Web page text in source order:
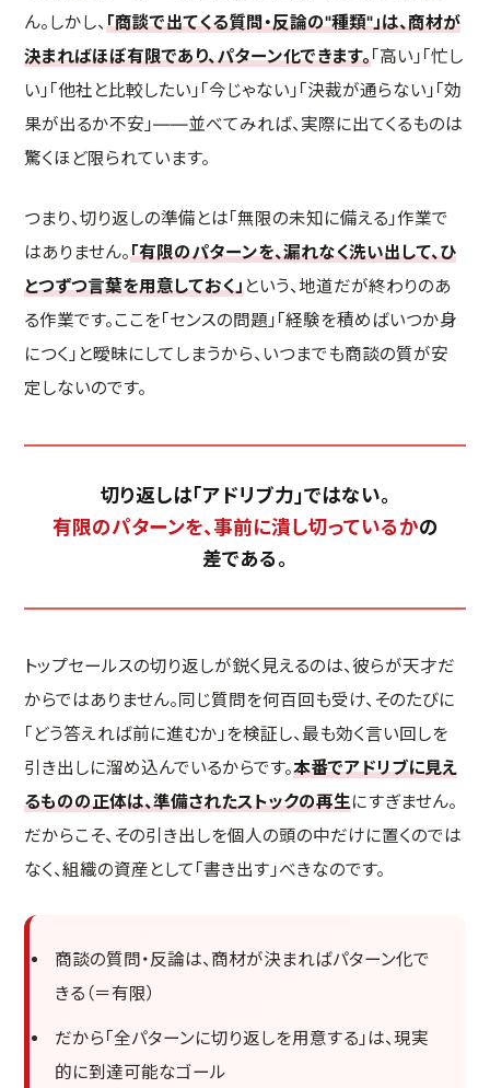
ん。しかし、「商談で出てくる質問・反論の"種類"」は、商材が
決まればほぼ有限であり、パターン化できます。「高い」「忙し
い」「他社と比較したい」「今じゃない」「決裁が通らない」「効
果が出るか不安」——並べてみれば、実際に出てくるものは
驚くほど限られています。
つまり、切り返しの準備とは「無限の未知に備える」作業で
はありません。「有限のパターンを、漏れなく洗い出して、ひ
とつずつ言葉を用意しておく」という、地道だが終わりのあ
る作業です。ここを「センスの問題」「経験を積めばいつか身
につく」と曖昧にしてしまうから、いつまでも商談の質が安
定しないのです。
切り返しは「アドリブ力」ではない。
有限のパターンを、事前に潰し切っているかの
差である。
トップセールスの切り返しが鋭く見えるのは、彼らが天才だ
からではありません。同じ質問を何百回も受け、そのたびに
「どう答えれば前に進むか」を検証し、最も効く言い回しを
引き出しに溜め込んでいるからです。本番でアドリブに見え
るものの正体は、準備されたストックの再生にすぎません。
だからこそ、その引き出しを個人の頭の中だけに置くのでは
なく、組織の資産として「書き出す」べきなのです。
商談の質問・反論は、商材が決まればパターン化で
きる（＝有限）
だから「全パターンに切り返しを用意する」は、現実
的に到達可能なゴール